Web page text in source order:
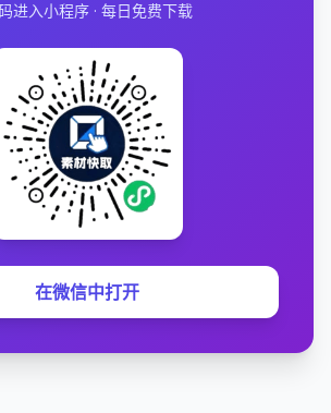
进入小程序 · 每日免费下载
在微信中打开